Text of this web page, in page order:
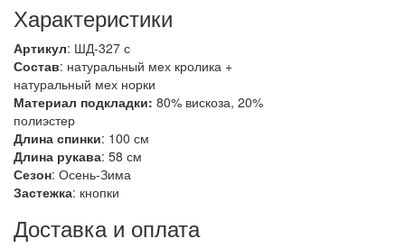
Характеристики
Артикул: ШД-327 с
Состав: натуральный мех кролика +
натуральный мех норки
Материал подкладки: 80% вискоза, 20%
полиэстер
Длина спинки: 100 см
Длина рукава: 58 см
Сезон: Осень-Зима
Застежка: кнопки
Доставка и оплата